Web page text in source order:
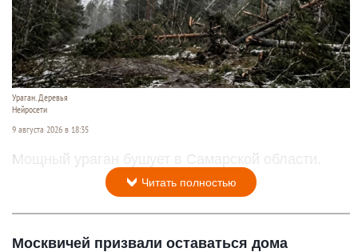
Ураган. Деревья
Нейросети
9 августа 2026 в 18:35
Мощный ураган бушует в Самарской области.
Читать полностью
Москвичей призвали оставаться дома